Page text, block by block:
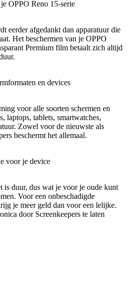
OPPO Reno 15-serie
eerder afgedankt dan apparatuur die
Het beschermen van je OPPO
Premium film betaalt zich altijd
en devices
voor alle soorten schermen en
laptops, tablets, smartwatches,
Zowel voor de nieuwste als
beschermt het allemaal.
voor je device
is duur, dus wat je voor je oude kunt
Voor een onbeschadigde
je meer geld dan voor een lelijke.
door Screenkeepers te laten